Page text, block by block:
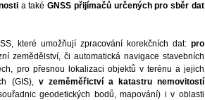
a takéGNSS přijímačů určených pro sběr dat
které umožňují zpracování korekčních dat: pro
zemědělství, či automatická navigace stavebních
pro přesnou lokalizaci objektů v terénu a jejich
(GIS), v zeměměřictví a katastru nemovitostí
geodetických bodů, mapování) i v oblasti